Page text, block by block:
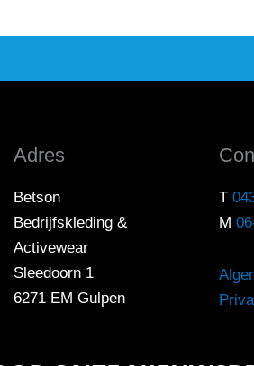
Adres
Betson
Bedrijfskleding &
Activewear
Sleedoorn 1
6271 EM Gulpen
T
M